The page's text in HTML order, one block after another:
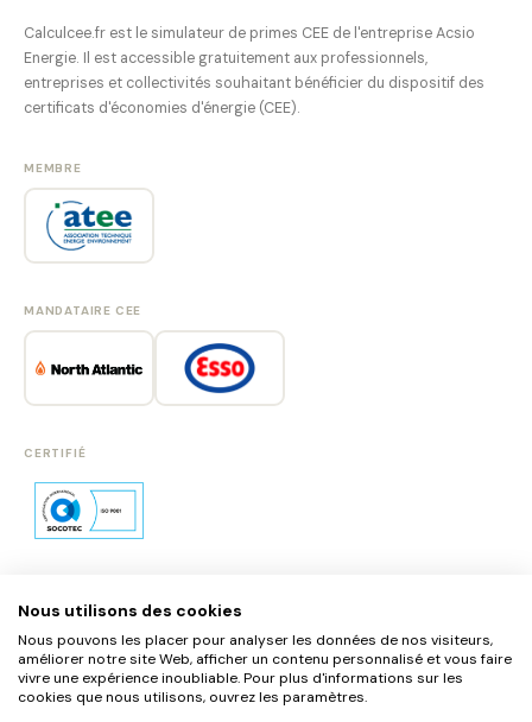
Calculcee.fr est le simulateur de primes CEE de l'entreprise Acsio
Energie. Il est accessible gratuitement aux professionnels,
entreprises et collectivités souhaitant bénéficier du dispositif des
certificats d'économies d'énergie (CEE).
MEMBRE
MANDATAIRE CEE
CERTIFIÉ
SE CONNECTER
S'INSCRIRE
MENTIONS LÉGALES
Nous utilisons des cookies
Nous pouvons les placer pour analyser les données de nos visiteurs,
améliorer notre site Web, afficher un contenu personnalisé et vous faire
vivre une expérience inoubliable. Pour plus d'informations sur les
cookies que nous utilisons, ouvrez les paramètres.